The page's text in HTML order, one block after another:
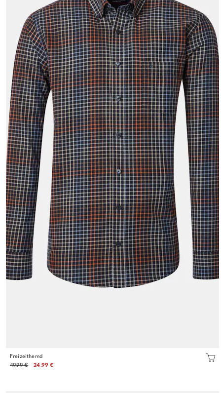
Freizeithemd
49.99 €
24.99 €